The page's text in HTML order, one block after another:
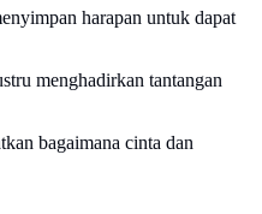
harapan untuk dapat
menghadirkan tantangan
bagaimana cinta dan